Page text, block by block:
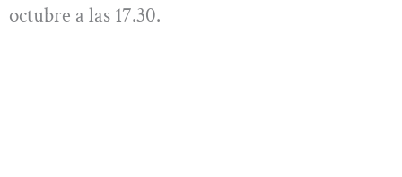
octubre a las 17.30.